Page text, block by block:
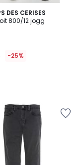
DES CERISES
800/12 jogg
-25%